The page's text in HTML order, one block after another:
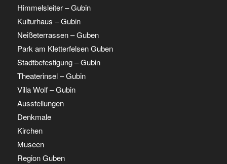
Himmelsleiter – Gubin
Kulturhaus – Gubin
Neißeterrassen – Guben
Park am Kletterfelsen Guben
Stadtbefestigung – Gubin
Theaterinsel – Gubin
Villa Wolf – Gubin
Ausstellungen
Denkmale
Kirchen
Museen
Region Guben